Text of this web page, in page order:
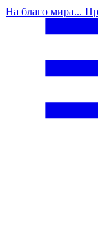
На благо мира...